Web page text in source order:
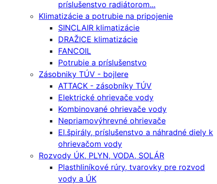
príslušenstvo radiátorom...
Klimatizácie a potrubie na pripojenie
SINCLAIR klimatizácie
DRAŽICE klimatizácie
FANCOIL
Potrubie a príslušenstvo
Zásobniky TÚV - bojlere
ATTACK - zásobníky TÚV
Elektrické ohrievače vody
Kombinované ohrievače vody
Nepriamovýhrevné ohrievače
El.špirály, príslušenstvo a náhradné diely k
ohrievačom vody
Rozvody ÚK, PLYN, VODA, SOLÁR
Plasthliníkové rúry, tvarovky pre rozvod
vody a ÚK